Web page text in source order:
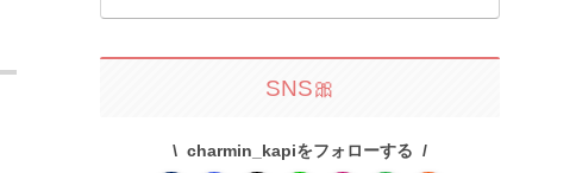
SNS🎀
charmin_kapiをフォローする